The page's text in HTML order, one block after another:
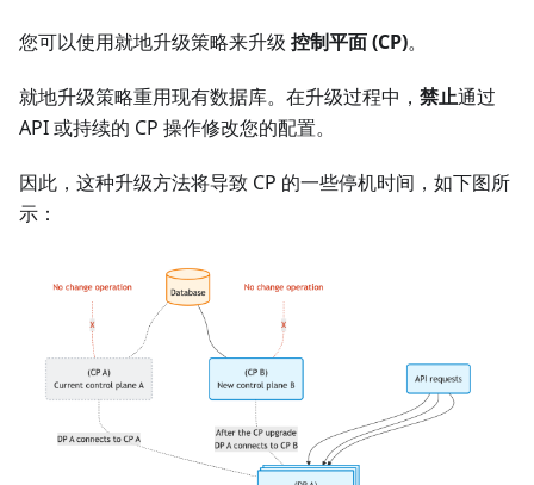
您可以使用就地升级策略来升级 控制平面 (CP)。
就地升级策略重用现有数据库。在升级过程中， 禁止通过
API 或持续的 CP 操作修改您的配置。
因此，这种升级方法将导致 CP 的一些停机时间，如下图所
示：